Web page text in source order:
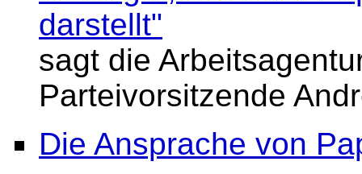
darstellt"
sagt die
Parteivorsitzende
Die Ansprache von